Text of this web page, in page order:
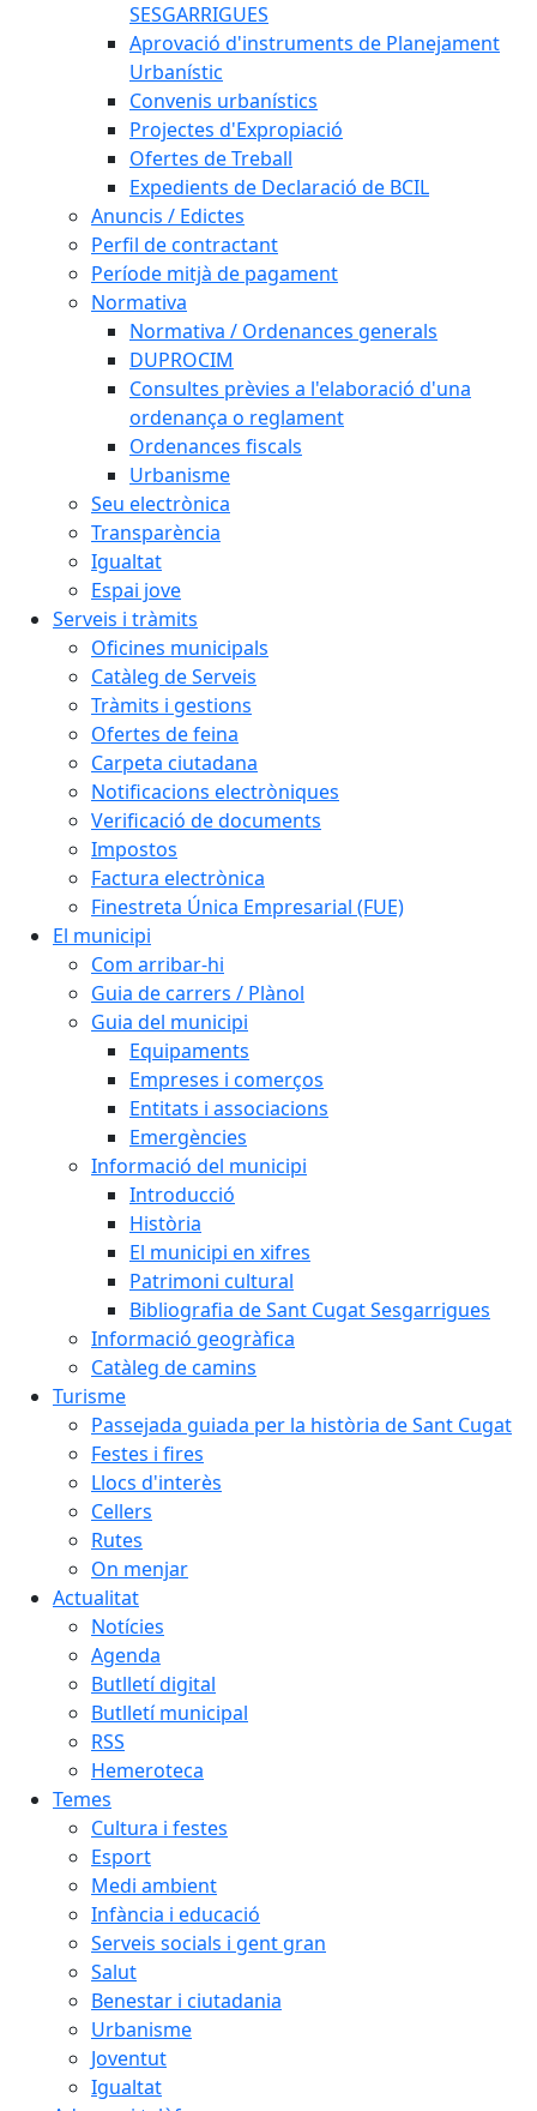
SESGARRIGUES
Aprovació d'instruments de Planejament
Urbanístic
Convenis urbanístics
Projectes d'Expropiació
Ofertes de Treball
Expedients de Declaració de BCIL
Anuncis / Edictes
Perfil de contractant
Període mitjà de pagament
Normativa
Normativa / Ordenances generals
DUPROCIM
Consultes prèvies a l'elaboració d'una
ordenança o reglament
Ordenances fiscals
Urbanisme
Seu electrònica
Transparència
Igualtat
Espai jove
Serveis i tràmits
Oficines municipals
Catàleg de Serveis
Tràmits i gestions
Ofertes de feina
Carpeta ciutadana
Notificacions electròniques
Verificació de documents
Impostos
Factura electrònica
Finestreta Única Empresarial (FUE)
El municipi
Com arribar-hi
Guia de carrers / Plànol
Guia del municipi
Equipaments
Empreses i comerços
Entitats i associacions
Emergències
Informació del municipi
Introducció
Història
El municipi en xifres
Patrimoni cultural
Bibliografia de Sant Cugat Sesgarrigues
Informació geogràfica
Catàleg de camins
Turisme
Passejada guiada per la història de Sant Cugat
Festes i fires
Llocs d'interès
Cellers
Rutes
On menjar
Actualitat
Notícies
Agenda
Butlletí digital
Butlletí municipal
RSS
Hemeroteca
Temes
Cultura i festes
Esport
Medi ambient
Infància i educació
Serveis socials i gent gran
Salut
Benestar i ciutadania
Urbanisme
Joventut
Igualtat